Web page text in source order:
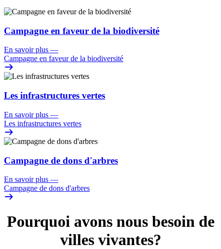
Campagne en faveur de la biodiversité
En savoir plus —
Campagne en faveur de la biodiversité
Les infrastructures vertes
En savoir plus —
Les infrastructures vertes
Campagne de dons d'arbres
En savoir plus —
Campagne de dons d'arbres
Pourquoi avons nous besoin de
villes vivantes?